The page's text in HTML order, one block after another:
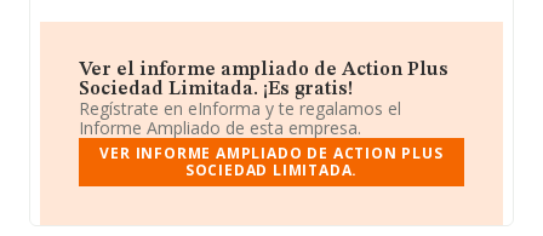
Ver el informe ampliado de Action Plus
Sociedad Limitada. ¡Es gratis!
Regístrate en eInforma y te regalamos el
Informe Ampliado de esta empresa.
VER INFORME AMPLIADO DE ACTION PLUS
SOCIEDAD LIMITADA.